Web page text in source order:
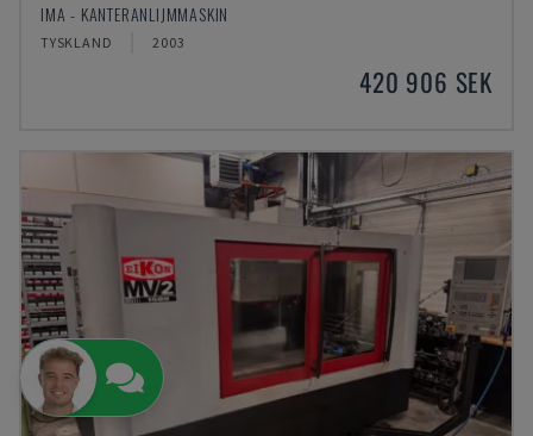
IMA - KANTERANLIJMMASKIN
TYSKLAND 2003
420 906 SEK